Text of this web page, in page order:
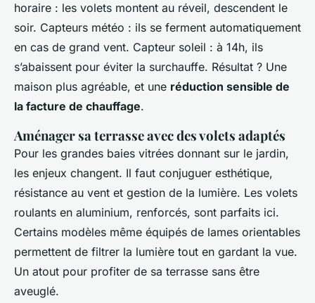
horaire : les volets montent au réveil, descendent le
soir. Capteurs météo : ils se ferment automatiquement
en cas de grand vent. Capteur soleil : à 14h, ils
s’abaissent pour éviter la surchauffe. Résultat ? Une
maison plus agréable, et une réduction sensible de
la facture de chauffage.
Aménager sa terrasse avec des volets adaptés
Pour les grandes baies vitrées donnant sur le jardin,
les enjeux changent. Il faut conjuguer esthétique,
résistance au vent et gestion de la lumière. Les volets
roulants en aluminium, renforcés, sont parfaits ici.
Certains modèles même équipés de lames orientables
permettent de filtrer la lumière tout en gardant la vue.
Un atout pour profiter de sa terrasse sans être
aveuglé.